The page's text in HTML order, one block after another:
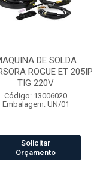
DE SOLDA
ROGUE ET 205IP
TIG 220V
Código: 13006020
Embalagem: UN/01
Solicitar
Orçamento